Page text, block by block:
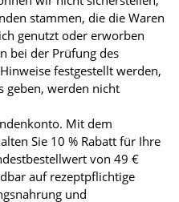
stammen, die die Waren
genutzt oder erworben
bei der Prüfung des
festgestellt werden,
geben, werden nicht
Mit dem
Sie 10 % Rabatt für Ihre
von 49 €
auf rezeptpflichtige
und